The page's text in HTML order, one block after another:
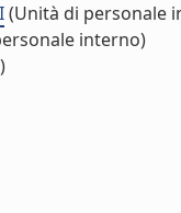
(Unità di personale
interno)